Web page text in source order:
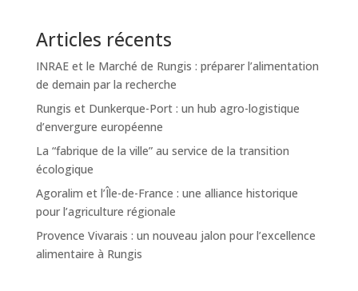
Articles récents
INRAE et le Marché de Rungis : préparer l’alimentation
de demain par la recherche
Rungis et Dunkerque-Port : un hub agro-logistique
d’envergure européenne
La “fabrique de la ville” au service de la transition
écologique
Agoralim et l’Île-de-France : une alliance historique
pour l’agriculture régionale
Provence Vivarais : un nouveau jalon pour l’excellence
alimentaire à Rungis